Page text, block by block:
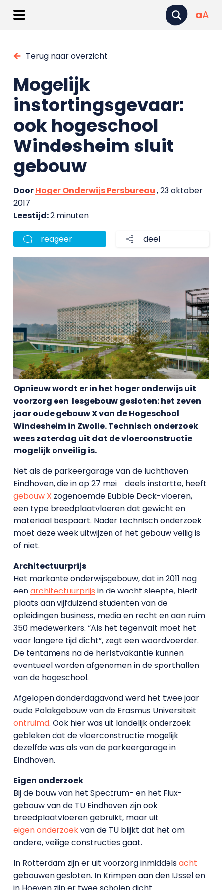
aA
Terug naar overzicht
Mogelijk
instortingsgevaar:
ook hogeschool
Windesheim sluit
gebouw
DoorHoger Onderwijs Persbureau, 23 oktober
2017
Leestijd:2 minuten
reageer deel
Opnieuw wordt er in het hoger onderwijs uit
voorzorg een lesgebouw gesloten: het zeven
jaar oude gebouw X van de Hogeschool
Windesheim in Zwolle. Technisch onderzoek
wees zaterdag uit dat de vloerconstructie
mogelijk onveilig is.
Net als de parkeergarage van de luchthaven
Eindhoven, die in op 27 mei deels instortte, heeft
gebouw X zogenoemde Bubble Deck-vloeren,
een type breedplaatvloeren dat gewicht en
materiaal bespaart. Nader technisch onderzoek
moet deze week uitwijzen of het gebouw veilig is
of niet.
Architectuurprijs
Het markante onderwijsgebouw, dat in 2011 nog
eenarchitectuurprijs in de wacht sleepte, biedt
plaats aan vijfduizend studenten van de
opleidingen business, media en recht en aan ruim
350 medewerkers. “Als het tegenvalt moet het
voor langere tijd dicht”, zegt een woordvoerder.
De tentamens na de herfstvakantie kunnen
eventueel worden afgenomen in de sporthallen
van de hogeschool.
Afgelopen donderdagavond werd het twee jaar
oude Polakgebouw van de Erasmus Universiteit
ontruimd. Ook hier was uit landelijk onderzoek
gebleken dat de vloerconstructie mogelijk
dezelfde was als van de parkeergarage in
Eindhoven.
Eigen onderzoek
Bij de bouw van het Spectrum- en het Flux-
gebouw van de TU Eindhoven zijn ook
breedplaatvloeren gebruikt, maar uit
eigen onderzoekvan de TU blijkt dat het om
andere, veilige constructies gaat.
In Rotterdam zijn er uit voorzorg inmiddelsacht
gebouwen gesloten. In Krimpen aan den IJssel en